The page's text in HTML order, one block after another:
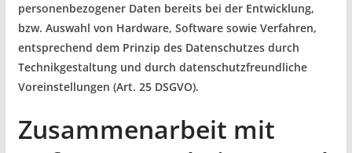
personenbezogener Daten bereits bei der Entwicklung,
bzw. Auswahl von Hardware, Software sowie Verfahren,
entsprechend dem Prinzip des Datenschutzes durch
Technikgestaltung und durch datenschutzfreundliche
Voreinstellungen (Art. 25 DSGVO).
Zusammenarbeit mit